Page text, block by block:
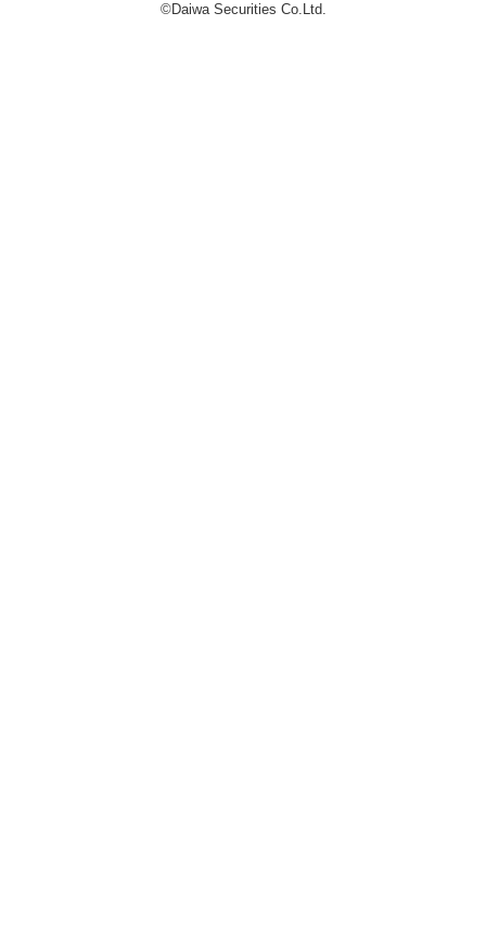
©Daiwa Securities Co.Ltd.